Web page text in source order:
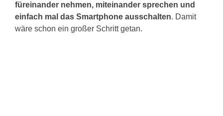
füreinander nehmen, miteinander sprechen und
einfach mal das Smartphone ausschalten. Damit
wäre schon ein großer Schritt getan.